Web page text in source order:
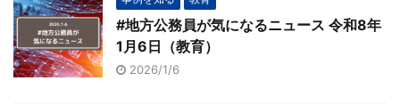
#地方公務員が気になるニュース 令和8年
1月6日（教育）
2026/1/6